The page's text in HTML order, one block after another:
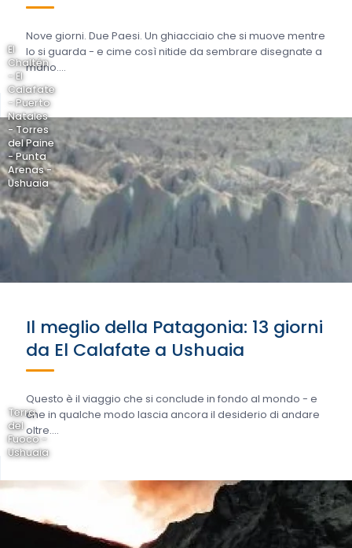
Nove giorni. Due Paesi. Un ghiacciaio che si muove mentre
lo si guarda - e cime così nitide da sembrare disegnate a
mano....
El
Chaltén
- El
Calafate
- Puerto
Natales
- Torres
del Paine
- Punta
Arenas -
Ushuaia
Il meglio della Patagonia: 13 giorni
da El Calafate a Ushuaia
Questo è il viaggio che si conclude in fondo al mondo - e
che in qualche modo lascia ancora il desiderio di andare
oltre....
Terra
del
Fuoco -
Ushuaia